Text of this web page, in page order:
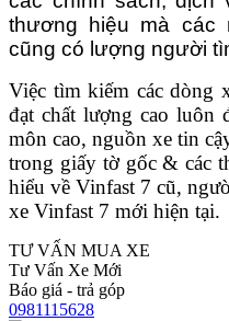
thương hiệu mà các
cũng có lượng người
Việc tìm kiếm các dòng
đạt chất lượng cao luôn
môn cao, nguồn xe tin
trong giấy tờ gốc & các
hiểu về Vinfast 7 cũ,
xe Vinfast 7 mới hiện tại.
TƯ VẤN MUA XE
Tư Vấn Xe Mới
Báo giá - trả góp
0981115628